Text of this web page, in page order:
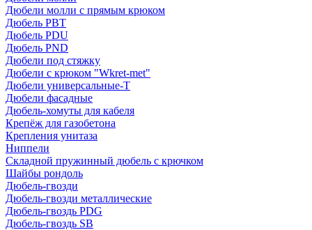
Дюбели молли с прямым крюком
Дюбель PBT
Дюбель PDU
Дюбель PND
Дюбели под стяжку
Дюбели с крюком "Wkret-met"
Дюбели универсальные-Т
Дюбели фасадные
Дюбель-хомуты для кабеля
Крепёж для газобетона
Крепления унитаза
Ниппели
Складной пружинный дюбель с крючком
Шайбы рондоль
Дюбель-гвозди
Дюбель-гвозди металлические
Дюбель-гвоздь PDG
Дюбель-гвоздь SB